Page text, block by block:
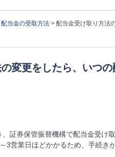
配当金の受取方法 > 配当金受け取り方法
変更をしたら、いつ
証券保管振替機構で配当金受け
3営業日ほどかかるため、手続き